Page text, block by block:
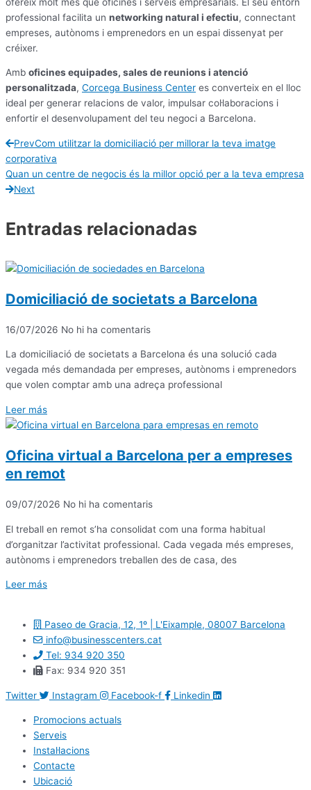
professional facilita un networking natural i efectiu, connectant
empreses, autònoms i emprenedors en un espai dissenyat per
créixer.
Amb oficines equipades, sales de reunions i atenció
personalitzada, Corcega Business Center es converteix en el lloc
ideal per generar relacions de valor, impulsar col·laboracions i
enfortir el desenvolupament del teu negoci a Barcelona.
PrevCom utilitzar la domiciliació per millorar la teva imatge
corporativa
Quan un centre de negocis és la millor opció per a la teva empresa
Next
Entradas relacionadas
Domiciliació de societats a Barcelona
16/07/2026 No hi ha comentaris
La domiciliació de societats a Barcelona és una solució cada
vegada més demandada per empreses, autònoms i emprenedors
que volen comptar amb una adreça professional
Leer más
Oficina virtual a Barcelona per a empreses
en remot
09/07/2026 No hi ha comentaris
El treball en remot s’ha consolidat com una forma habitual
d’organitzar l’activitat professional. Cada vegada més empreses,
autònoms i emprenedors treballen des de casa, des
Leer más
Paseo de Gracia, 12, 1º | L'Eixample, 08007 Barcelona
info@businesscenters.cat
Tel: 934 920 350
Fax: 934 920 351
Twitter Instagram Facebook-f Linkedin
Promocions actuals
Serveis
Instal·lacions
Contacte
Ubicació